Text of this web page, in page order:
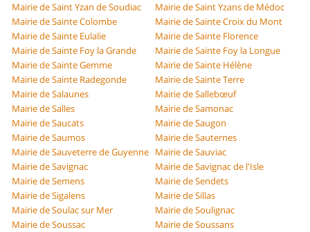
Mairie de Saint Yzan de Soudiac
Mairie de Saint Yzans de Médoc
Mairie de Sainte Colombe
Mairie de Sainte Croix du Mont
Mairie de Sainte Eulalie
Mairie de Sainte Florence
Mairie de Sainte Foy la Grande
Mairie de Sainte Foy la Longue
Mairie de Sainte Gemme
Mairie de Sainte Hélène
Mairie de Sainte Radegonde
Mairie de Sainte Terre
Mairie de Salaunes
Mairie de Sallebœuf
Mairie de Salles
Mairie de Samonac
Mairie de Saucats
Mairie de Saugon
Mairie de Saumos
Mairie de Sauternes
Mairie de Sauveterre de Guyenne Mairie de Sauviac
Mairie de Savignac
Mairie de Savignac de l'Isle
Mairie de Semens
Mairie de Sendets
Mairie de Sigalens
Mairie de Sillas
Mairie de Soulac sur Mer
Mairie de Soulignac
Mairie de Soussac
Mairie de Soussans